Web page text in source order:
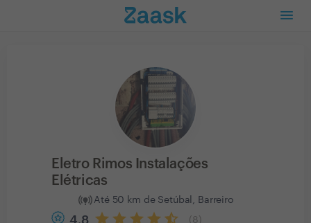
Eletro Rimos Instalações
Elétricas
Até 50 km de Setúbal, Barreiro
4.8 8